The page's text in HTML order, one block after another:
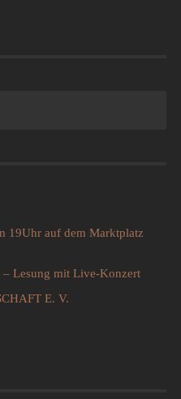
19Uhr auf dem Marktplatz
– Lesung mit Live-Konzert
E. V.